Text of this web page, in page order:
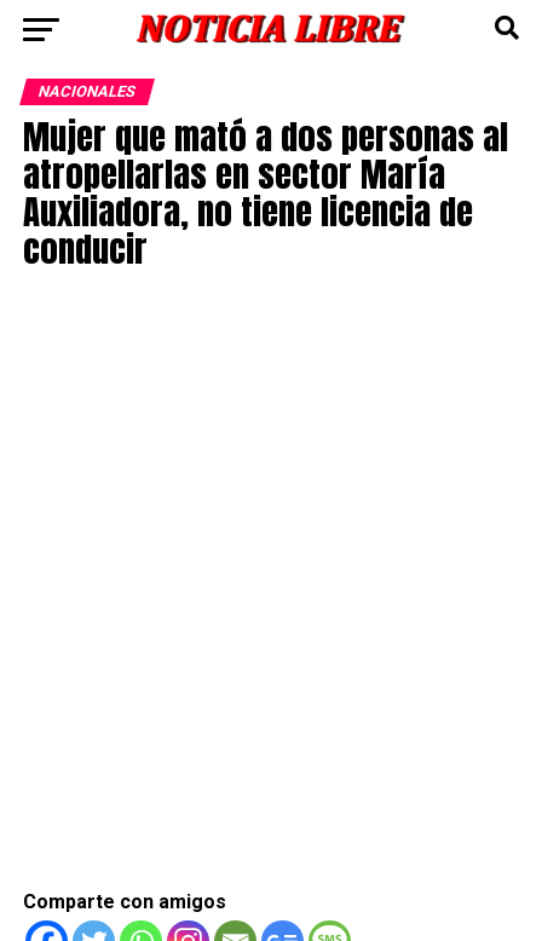
NACIONALES
Mujer que mató a dos personas al
atropellarlas en sector María
Auxiliadora, no tiene licencia de
conducir
Comparte con amigos